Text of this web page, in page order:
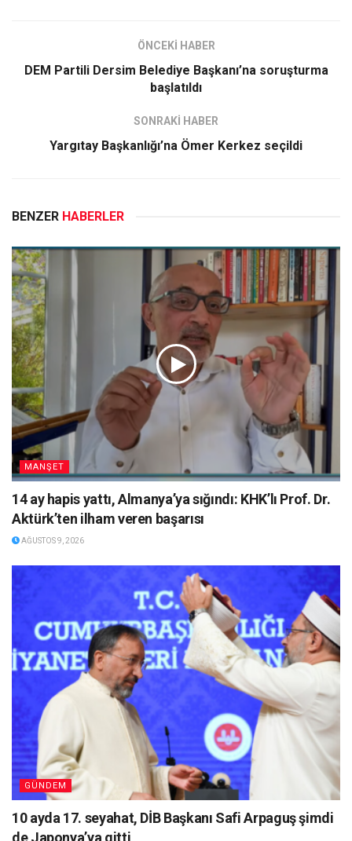
ÖNCEKİ HABER
DEM Partili Dersim Belediye Başkanı’na soruşturma
başlatıldı
SONRAKİ HABER
Yargıtay Başkanlığı’na Ömer Kerkez seçildi
BENZER HABERLER
MANŞET
14 ay hapis yattı, Almanya’ya sığındı: KHK’lı Prof. Dr.
Aktürk’ten ilham veren başarısı
AĞUSTOS 9, 2026
GÜNDEM
10 ayda 17. seyahat, DİB Başkanı Safi Arpaguş şimdi
de Japonya’ya gitti